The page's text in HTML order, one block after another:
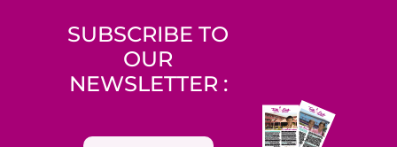
SUBSCRIBE TO
OUR
NEWSLETTER :